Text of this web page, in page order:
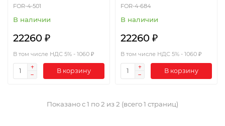
FOR-4-501
В наличии
22260 ₽
В том числе НДС 5% - 1060 ₽
В корзину
FOR-4-684
В наличии
22260 ₽
В том числе НДС 5% - 1060 ₽
В корзину
Показано с 1 по 2 из 2 (всего 1 страниц)